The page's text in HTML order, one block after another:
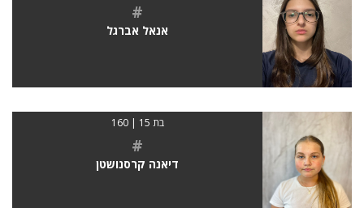
#
אנאל אברגל
בת 15 | 160
#
דיאנה קרסנושטן